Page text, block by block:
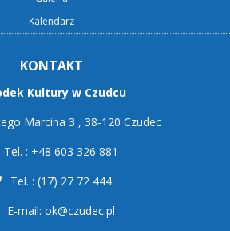
Kalendarz
KONTAKT
Kultury w Czudcu
Marcina 3 , 38-120 Czudec
Tel. : +48 603 326 881
Tel. : (17) 27 72 444
E-mail: ok@czudec.pl